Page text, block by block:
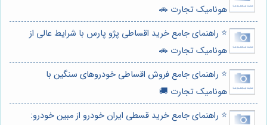
هونامیک تجارت 🚗
⭐️ راهنمای جامع خرید اقساطی پژو پارس با شرایط عالی از
هونامیک تجارت 🚗
⭐️ راهنمای جامع فروش اقساطی خودروهای سنگین با
هونامیک تجارت 🚚
⭐️ راهنمای جامع خرید قسطی ایران خودرو از مبین خودرو: